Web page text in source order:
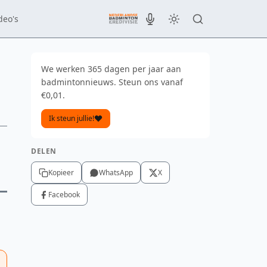
We werken 365 dagen per jaar aan
badmintonnieuws. Steun ons vanaf
€0,01.
Ik steun jullie!
DELEN
Kopieer WhatsApp X
Facebook